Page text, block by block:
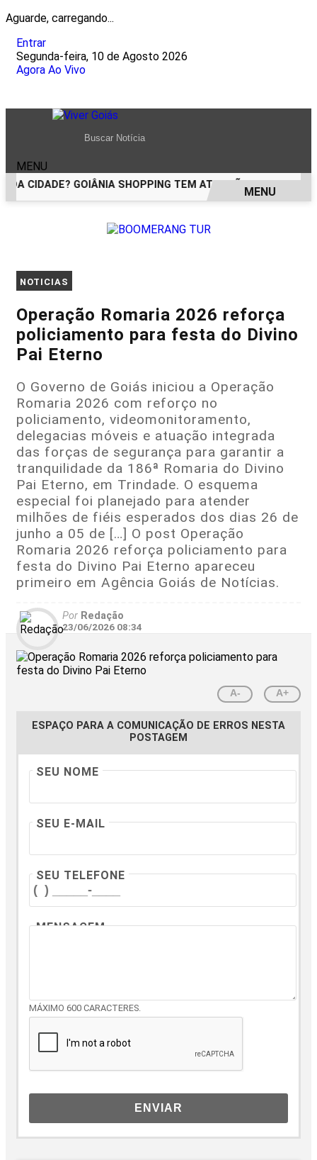
Aguarde, carregando...
Entrar
Segunda-feira, 10 de Agosto 2026
Agora Ao Vivo
MENU
CIDADE? GOIÂNIA SHOPPING TEM ATRAÇÕES PARA TODAS
MENU
NOTICIAS
Operação Romaria 2026 reforça
policiamento para festa do Divino
Pai Eterno
O Governo de Goiás iniciou a Operação
Romaria 2026 com reforço no
policiamento, videomonitoramento,
delegacias móveis e atuação integrada
das forças de segurança para garantir a
tranquilidade da 186ª Romaria do Divino
Pai Eterno, em Trindade. O esquema
especial foi planejado para atender
milhões de fiéis esperados dos dias 26 de
junho a 05 de […] O post Operação
Romaria 2026 reforça policiamento para
festa do Divino Pai Eterno apareceu
primeiro em Agência Goiás de Notícias.
Por Redação
23/06/2026 08:34
A- A+
ESPAÇO PARA A COMUNICAÇÃO DE ERROS NESTA
POSTAGEM
SEU NOME
SEU E-MAIL
SEU TELEFONE
MENSAGEM
MÁXIMO 600 CARACTERES.
ENVIAR